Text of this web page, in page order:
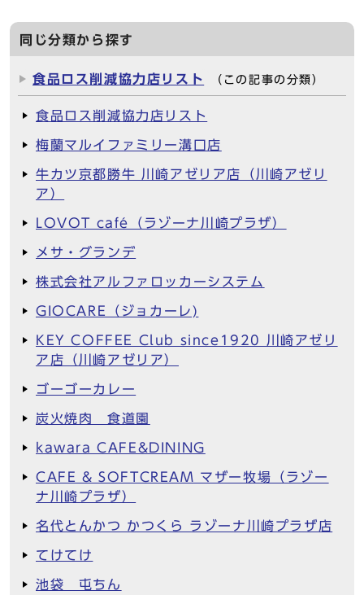
同じ分類から探す
食品ロス削減協力店リスト （この記事の分類）
食品ロス削減協力店リスト
梅蘭マルイファミリー溝口店
牛カツ京都勝牛 川崎アゼリア店（川崎アゼリ
ア）
LOVOT café（ラゾーナ川崎プラザ）
メサ・グランデ
株式会社アルファロッカーシステム
GIOCARE（ジョカーレ)
KEY COFFEE Club since1920 川崎アゼリ
ア店（川崎アゼリア）
ゴーゴーカレー
炭火焼肉 食道園
kawara CAFE&DINING
CAFE & SOFTCREAM マザー牧場（ラゾー
ナ川崎プラザ）
名代とんかつ かつくら ラゾーナ川崎プラザ店
てけてけ
池袋 屯ちん